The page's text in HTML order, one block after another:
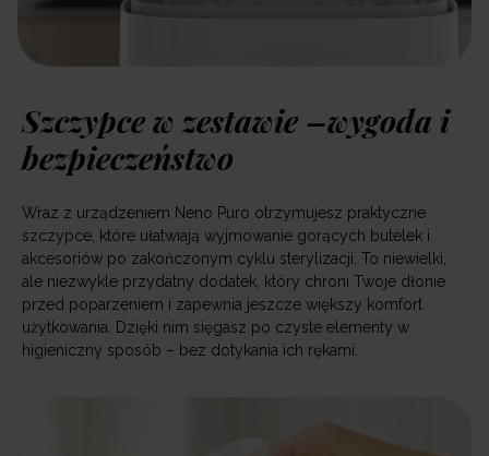
Szczypce w zestawie –wygoda i
bezpieczeństwo
Wraz z urządzeniem Neno Puro otrzymujesz praktyczne
szczypce, które ułatwiają wyjmowanie gorących butelek i
akcesoriów po zakończonym cyklu sterylizacji. To niewielki,
ale niezwykle przydatny dodatek, który chroni Twoje dłonie
przed poparzeniem i zapewnia jeszcze większy komfort
użytkowania. Dzięki nim sięgasz po czyste elementy w
higieniczny sposób – bez dotykania ich rękami.